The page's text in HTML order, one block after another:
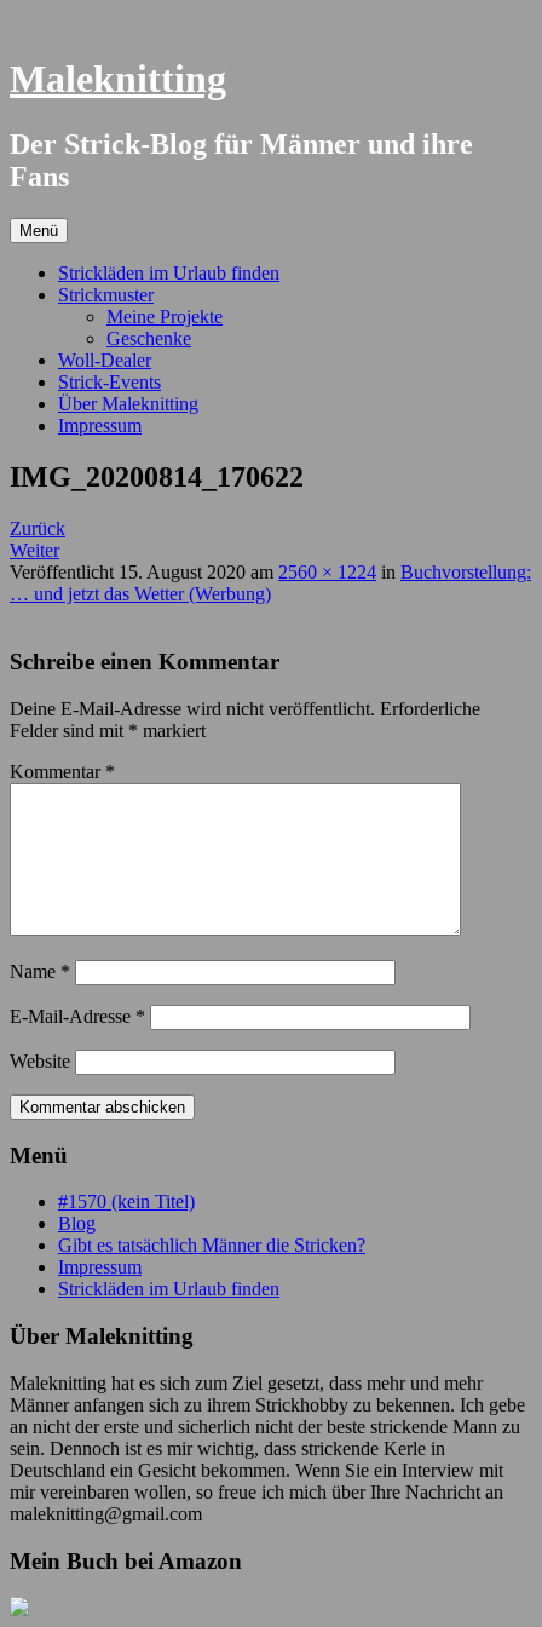
Inhalt
Maleknitting
Der Strick-Blog für Männer und ihre
Fans
Menü
Strickläden im Urlaub finden
Strickmuster
Meine Projekte
Geschenke
Woll-Dealer
Strick-Events
Über Maleknitting
Impressum
IMG_20200814_170622
Zurück
Weiter
Veröffentlicht 15. August 2020 am 2560 × 1224 in Buchvorstellung:
… und jetzt das Wetter (Werbung)
Schreibe einen Kommentar
Deine E-Mail-Adresse wird nicht veröffentlicht. Erforderliche
Felder sind mit * markiert
Kommentar *
Name *
E-Mail-Adresse *
Website
Menü
#1570 (kein Titel)
Blog
Gibt es tatsächlich Männer die Stricken?
Impressum
Strickläden im Urlaub finden
Über Maleknitting
Maleknitting hat es sich zum Ziel gesetzt, dass mehr und mehr
Männer anfangen sich zu ihrem Strickhobby zu bekennen. Ich gebe
an nicht der erste und sicherlich nicht der beste strickende Mann zu
sein. Dennoch ist es mir wichtig, dass strickende Kerle in
Deutschland ein Gesicht bekommen. Wenn Sie ein Interview mit
mir vereinbaren wollen, so freue ich mich über Ihre Nachricht an
maleknitting@gmail.com
Mein Buch bei Amazon